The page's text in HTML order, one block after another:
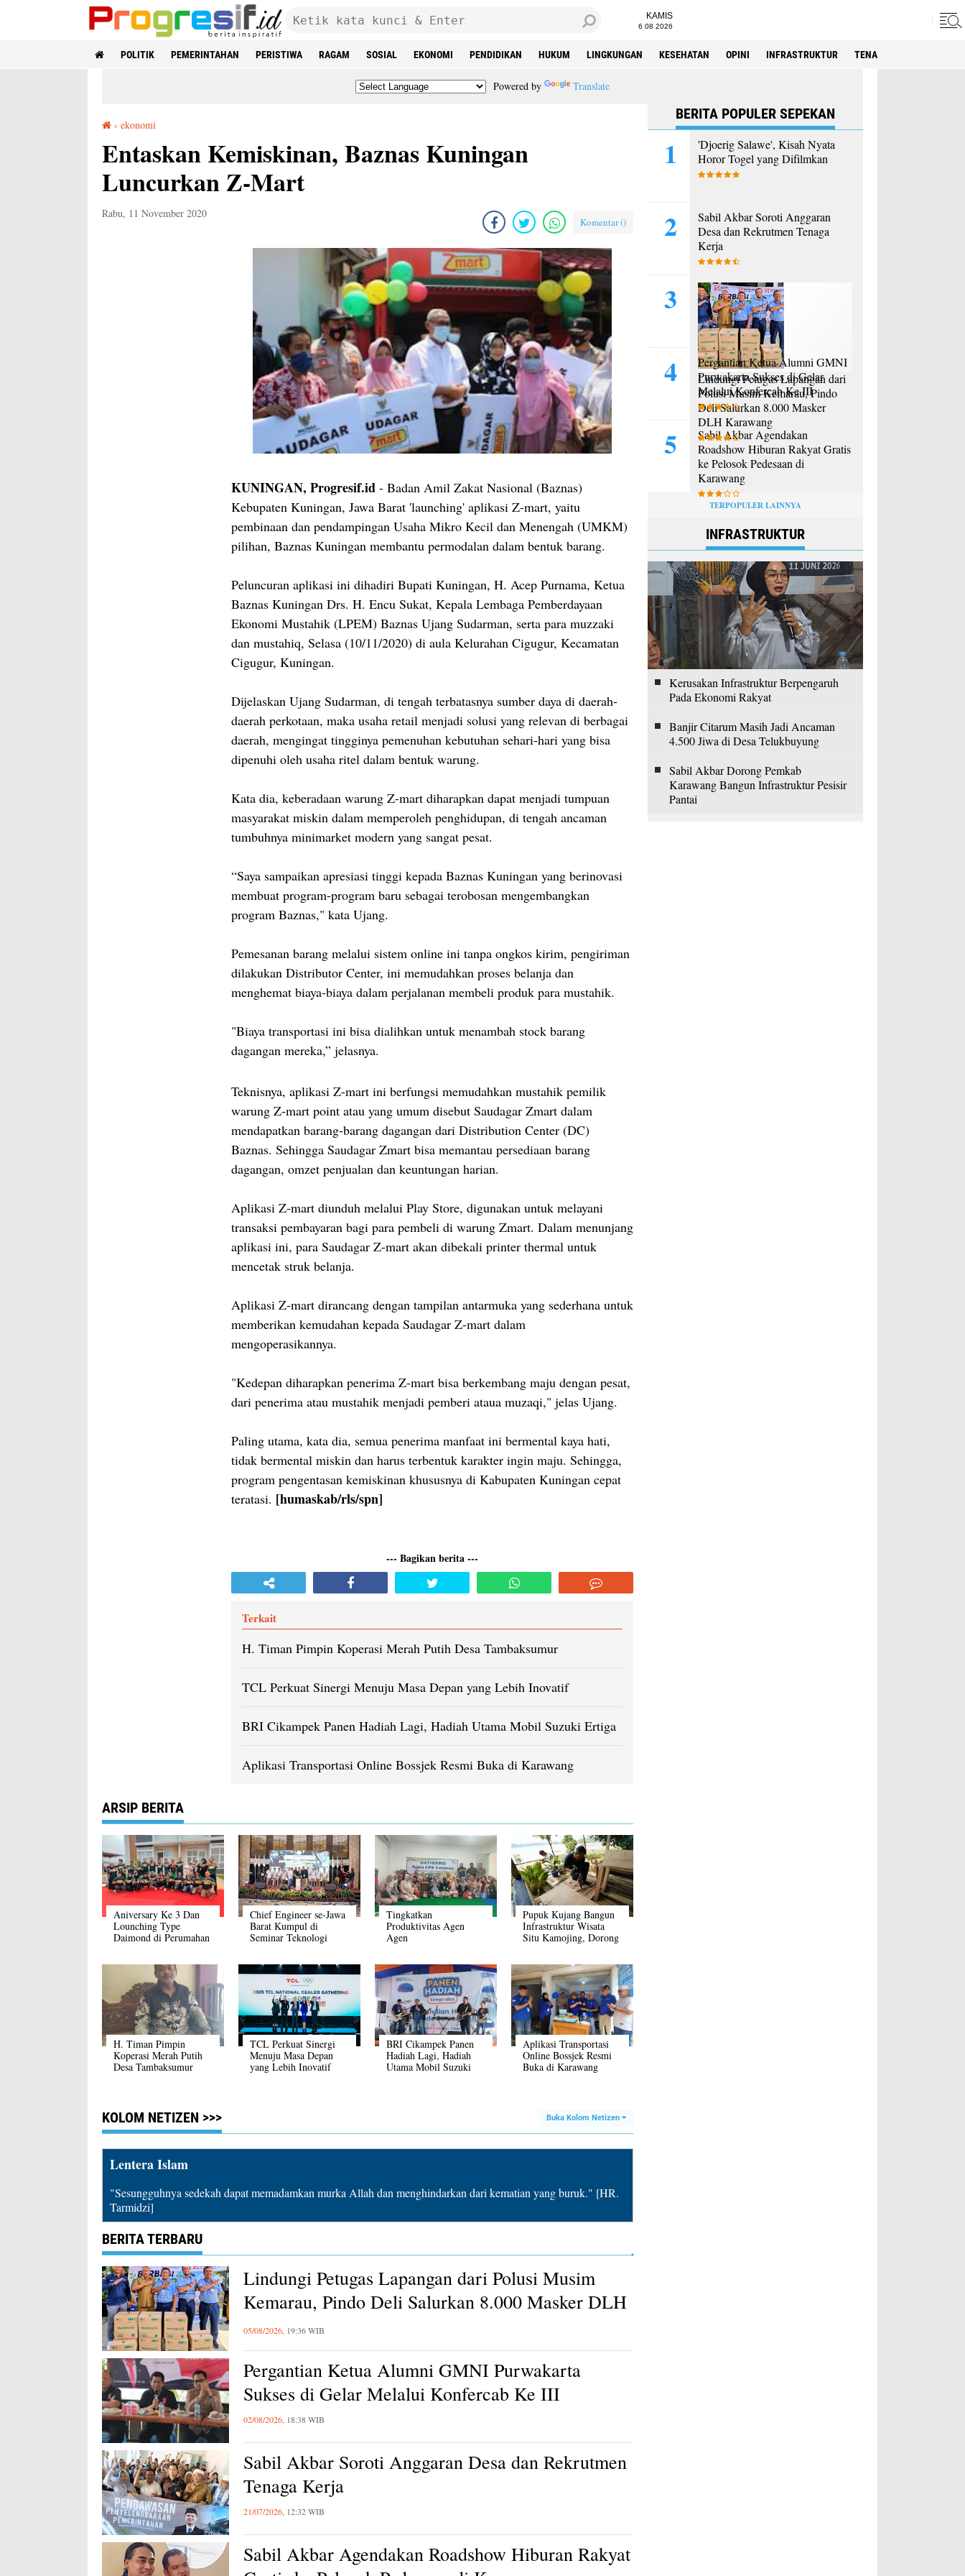
KAMIS
6 08 2026
POLITIK PEMERINTAHAN PERISTIWA RAGAM SOSIAL EKONOMI PENDIDIKAN HUKUM LINGKUNGAN KESEHATAN OPINI INFRASTRUKTUR TENAGA KERJA
Powered by Translate
› ekonomi
Entaskan Kemiskinan, Baznas Kuningan
Luncurkan Z-Mart
Rabu, 11 November 2020
Komentar ()
KUNINGAN, Progresif.id - Badan Amil Zakat Nasional (Baznas)
Kebupaten Kuningan, Jawa Barat 'launching' aplikasi Z-mart, yaitu
pembinaan dan pendampingan Usaha Mikro Kecil dan Menengah (UMKM)
pilihan, Baznas Kuningan membantu permodalan dalam bentuk barang.
Peluncuran aplikasi ini dihadiri Bupati Kuningan, H. Acep Purnama, Ketua
Baznas Kuningan Drs. H. Encu Sukat, Kepala Lembaga Pemberdayaan
Ekonomi Mustahik (LPEM) Baznas Ujang Sudarman, serta para muzzaki
dan mustahiq, Selasa (10/11/2020) di aula Kelurahan Cigugur, Kecamatan
Cigugur, Kuningan.
Dijelaskan Ujang Sudarman, di tengah terbatasnya sumber daya di daerah-
daerah perkotaan, maka usaha retail menjadi solusi yang relevan di berbagai
daerah, mengingat tingginya pemenuhan kebutuhan sehari-hari yang bisa
dipenuhi oleh usaha ritel dalam bentuk warung.
Kata dia, keberadaan warung Z-mart diharapkan dapat menjadi tumpuan
masyarakat miskin dalam memperoleh penghidupan, di tengah ancaman
tumbuhnya minimarket modern yang sangat pesat.
“Saya sampaikan apresiasi tinggi kepada Baznas Kuningan yang berinovasi
membuat program-program baru sebagai terobosan mengembangkan
program Baznas," kata Ujang.
Pemesanan barang melalui sistem online ini tanpa ongkos kirim, pengiriman
dilakukan Distributor Center, ini memudahkan proses belanja dan
menghemat biaya-biaya dalam perjalanan membeli produk para mustahik.
"Biaya transportasi ini bisa dialihkan untuk menambah stock barang
dagangan mereka,” jelasnya.
Teknisnya, aplikasi Z-mart ini berfungsi memudahkan mustahik pemilik
warung Z-mart point atau yang umum disebut Saudagar Zmart dalam
mendapatkan barang-barang dagangan dari Distribution Center (DC)
Baznas. Sehingga Saudagar Zmart bisa memantau persediaan barang
dagangan, omzet penjualan dan keuntungan harian.
Aplikasi Z-mart diunduh melalui Play Store, digunakan untuk melayani
transaksi pembayaran bagi para pembeli di warung Zmart. Dalam menunjang
aplikasi ini, para Saudagar Z-mart akan dibekali printer thermal untuk
mencetak struk belanja.
Aplikasi Z-mart dirancang dengan tampilan antarmuka yang sederhana untuk
memberikan kemudahan kepada Saudagar Z-mart dalam
mengoperasikannya.
"Kedepan diharapkan penerima Z-mart bisa berkembang maju dengan pesat,
dari penerima atau mustahik menjadi pemberi ataua muzaqi," jelas Ujang.
Paling utama, kata dia, semua penerima manfaat ini bermental kaya hati,
tidak bermental miskin dan harus terbentuk karakter ingin maju. Sehingga,
program pengentasan kemiskinan khususnya di Kabupaten Kuningan cepat
teratasi. [humaskab/rls/spn]
--- Bagikan berita ---
Terkait
H. Timan Pimpin Koperasi Merah Putih Desa Tambaksumur
TCL Perkuat Sinergi Menuju Masa Depan yang Lebih Inovatif
BRI Cikampek Panen Hadiah Lagi, Hadiah Utama Mobil Suzuki Ertiga
Aplikasi Transportasi Online Bossjek Resmi Buka di Karawang
ARSIP BERITA
Aniversary Ke 3 Dan
Lounching Type
Daimond di Perumahan
Chief Engineer se-Jawa
Barat Kumpul di
Seminar Teknologi
Tingkatkan
Produktivitas Agen
Agen
Purwakarta Laksanakan
Gathering
Pupuk Kujang Bangun
Infrastruktur Wisata
Situ Kamojing, Dorong
H. Timan Pimpin
Koperasi Merah Putih
Desa Tambaksumur
TCL Perkuat Sinergi
Menuju Masa Depan
yang Lebih Inovatif
BRI Cikampek Panen
Hadiah Lagi, Hadiah
Utama Mobil Suzuki
Aplikasi Transportasi
Online Bossjek Resmi
Buka di Karawang
KOLOM NETIZEN >>> Buka Kolom Netizen
Lentera Islam
"Sesungguhnya sedekah dapat memadamkan murka Allah dan menghindarkan dari kematian yang buruk." [HR.
Tarmidzi]
BERITA TERBARU
Lindungi Petugas Lapangan dari Polusi Musim
Kemarau, Pindo Deli Salurkan 8.000 Masker DLH
Karawang
05/08/2026, 19:36 WIB
Pergantian Ketua Alumni GMNI Purwakarta
Sukses di Gelar Melalui Konfercab Ke III
02/08/2026, 18:38 WIB
Sabil Akbar Soroti Anggaran Desa dan Rekrutmen
Tenaga Kerja
21/07/2026, 12:32 WIB
Sabil Akbar Agendakan Roadshow Hiburan Rakyat
BERITA POPULER SEPEKAN
'Djoerig Salawe', Kisah Nyata
Horor Togel yang Difilmkan
Sabil Akbar Soroti Anggaran
Desa dan Rekrutmen Tenaga
Kerja
Lindungi Petugas Lapangan dari
Polusi Musim Kemarau, Pindo
Deli Salurkan 8.000 Masker
DLH Karawang
Pergantian Ketua Alumni GMNI
Purwakarta Sukses di Gelar
Melalui Konfercab Ke III
Sabil Akbar Agendakan
Roadshow Hiburan Rakyat Gratis
ke Pelosok Pedesaan di
Karawang
TERPOPULER LAINNYA
INFRASTRUKTUR
Kerusakan Infrastruktur Berpengaruh
Pada Ekonomi Rakyat
Banjir Citarum Masih Jadi Ancaman
4.500 Jiwa di Desa Telukbuyung
Sabil Akbar Dorong Pemkab
Karawang Bangun Infrastruktur Pesisir
Pantai